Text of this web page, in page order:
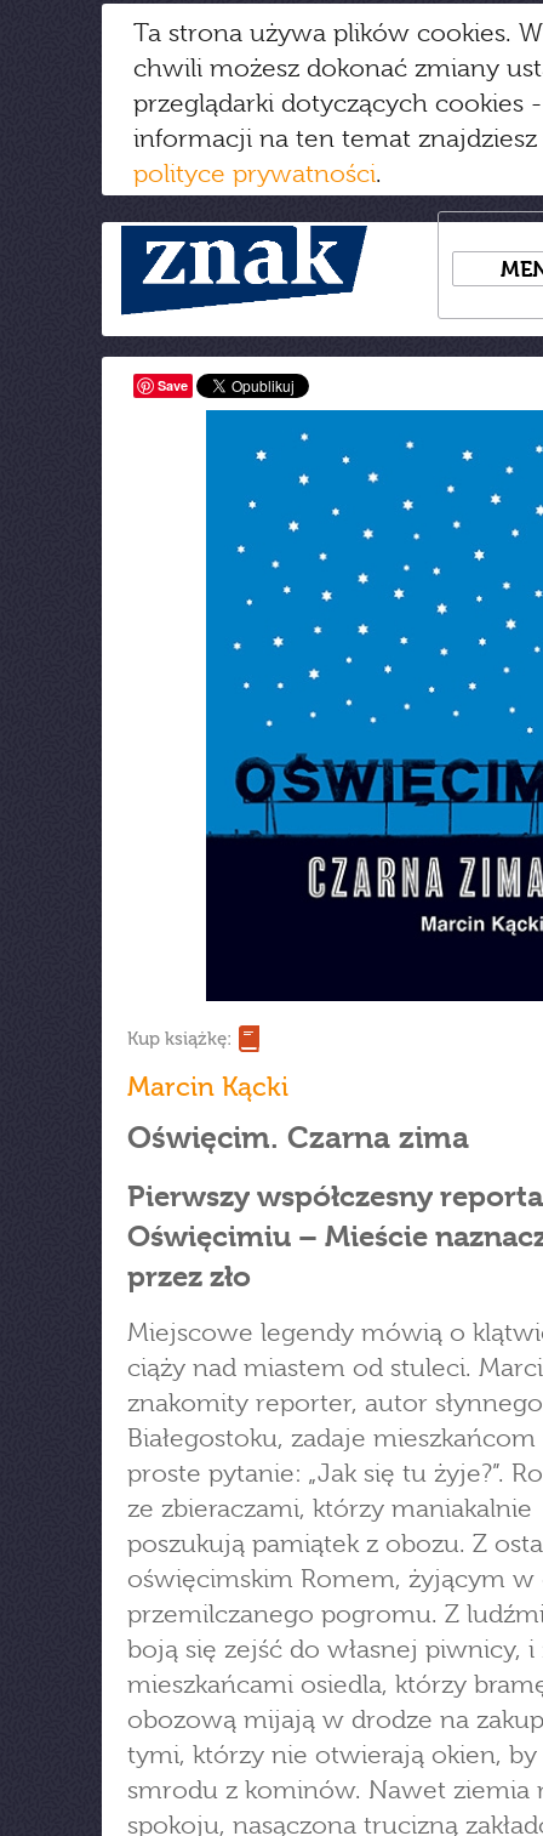
Ta strona używa plików cookies.
chwili możesz dokonać zmiany
przeglądarki dotyczących cookies
informacji na ten temat
polityce prywatności.
Save
Kup książkę:
Marcin Kącki
Oświęcim. Czarna zima
Pierwszy współczesny
Oświęcimiu – Mieście
przez zło
Miejscowe legendy mówią o
ciąży nad miastem od stuleci.
znakomity reporter, autor słynnego
Białegostoku, zadaje
proste pytanie: „Jak się tu żyje?”.
ze zbieraczami, którzy maniakalnie
poszukują pamiątek z obozu. Z
oświęcimskim Romem, żyjącym w
przemilczanego pogromu. Z
boją się zejść do własnej piwnicy, i
mieszkańcami osiedla, którzy
obozową mijają w drodze na
tymi, którzy nie otwierają okien,
smrodu z kominów. Nawet ziemia
spokoju, nasączona trucizną